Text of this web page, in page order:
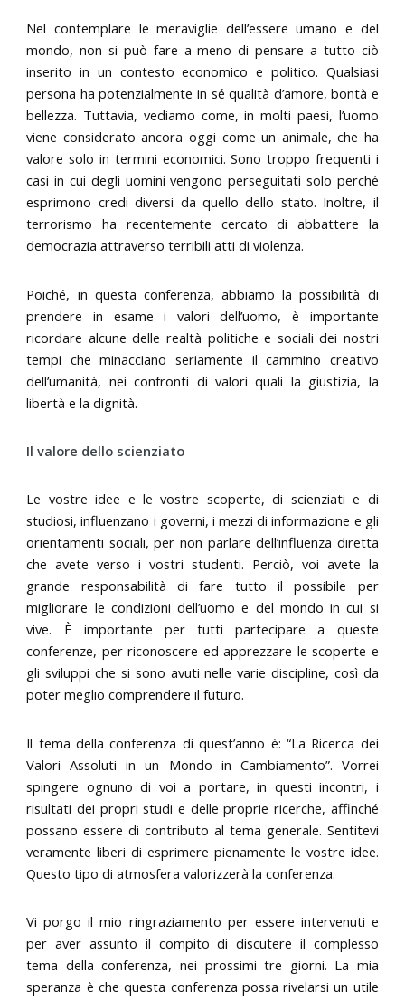
Nel contemplare le meraviglie dell’essere umano e del
mondo, non si può fare a meno di pensare a tutto ciò
inserito in un contesto economico e politico. Qualsiasi
persona ha potenzialmente in sé qualità d’amore, bontà e
bellezza. Tuttavia, vediamo come, in molti paesi, l’uomo
viene considerato ancora oggi come un animale, che ha
valore solo in termini economici. Sono troppo frequenti i
casi in cui degli uomini vengono perseguitati solo perché
esprimono credi diversi da quello dello stato. Inoltre, il
terrorismo ha recentemente cercato di abbattere la
democrazia attraverso terribili atti di violenza.
Poiché, in questa conferenza, abbiamo la possibilità di
prendere in esame i valori dell’uomo, è importante
ricordare alcune delle realtà politiche e sociali dei nostri
tempi che minacciano seriamente il cammino creativo
dell’umanità, nei confronti di valori quali la giustizia, la
libertà e la dignità.
Il valore dello scienziato
Le vostre idee e le vostre scoperte, di scienziati e di
studiosi, influenzano i governi, i mezzi di informazione e gli
orientamenti sociali, per non parlare dell’influenza diretta
che avete verso i vostri studenti. Perciò, voi avete la
grande responsabilità di fare tutto il possibile per
migliorare le condizioni dell’uomo e del mondo in cui si
vive. È importante per tutti partecipare a queste
conferenze, per riconoscere ed apprezzare le scoperte e
gli sviluppi che si sono avuti nelle varie discipline, così da
poter meglio comprendere il futuro.
Il tema della conferenza di quest’anno è: “La Ricerca dei
Valori Assoluti in un Mondo in Cambiamento”. Vorrei
spingere ognuno di voi a portare, in questi incontri, i
risultati dei propri studi e delle proprie ricerche, affinché
possano essere di contributo al tema generale. Sentitevi
veramente liberi di esprimere pienamente le vostre idee.
Questo tipo di atmosfera valorizzerà la conferenza.
Vi porgo il mio ringraziamento per essere intervenuti e
per aver assunto il compito di discutere il complesso
tema della conferenza, nei prossimi tre giorni. La mia
speranza è che questa conferenza possa rivelarsi un utile